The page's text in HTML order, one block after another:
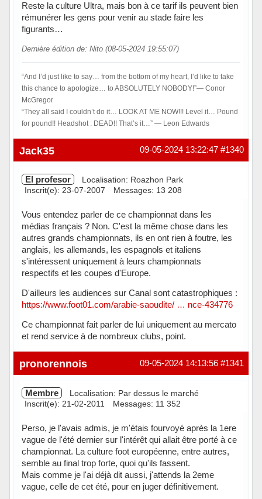
Reste la culture Ultra, mais bon à ce tarif ils peuvent bien
rémunérer les gens pour venir au stade faire les
figurants…
Dernière édition de: Nito (08-05-2024 19:55:07)
“And I’d just like to say… from the bottom of my heart, I’d like to take
this chance to apologize… to ABSOLUTELY NOBODY!”― Conor
McGregor
“They all said I couldn’t do it… LOOK AT ME NOW!!! Level it… Pound
for pound!! Headshot : DEAD!! That’s it…” ― Leon Edwards
Hors ligne #1340
09-05-2024 13:22:47
Jack35
El profesor
Localisation: Roazhon Park
Inscrit(e): 23-07-2007
Messages: 13 208
Vous entendez parler de ce championnat dans les
médias français ? Non. C'est la même chose dans les
autres grands championnats, ils en ont rien à foutre, les
anglais, les allemands, les espagnols et italiens
s'intéressent uniquement à leurs championnats
respectifs et les coupes d'Europe.
D'ailleurs les audiences sur Canal sont catastrophiques :
https://www.foot01.com/arabie-saoudite/ … nce-434776
Ce championnat fait parler de lui uniquement au mercato
et rend service à de nombreux clubs, point.
Hors ligne #1341
09-05-2024 14:13:56
pronorennois
Membre
Localisation: Par dessus le marché
Inscrit(e): 21-02-2011
Messages: 11 352
Perso, je l'avais admis, je m'étais fourvoyé après la 1ere
vague de l'été dernier sur l'intérêt qui allait être porté à ce
championnat. La culture foot européenne, entre autres,
semble au final trop forte, quoi qu'ils fassent.
Mais comme je l'ai déjà dit aussi, j'attends la 2eme
vague, celle de cet été, pour en juger définitivement.